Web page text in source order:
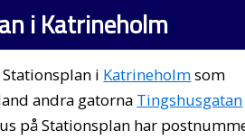
i Katrineholm
i Katrineholmsom
andra gatorna Tingshusgatan
på Stationsplan har